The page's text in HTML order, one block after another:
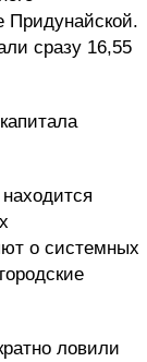
Придунайской.
сразу 16,55
о системных
ловили